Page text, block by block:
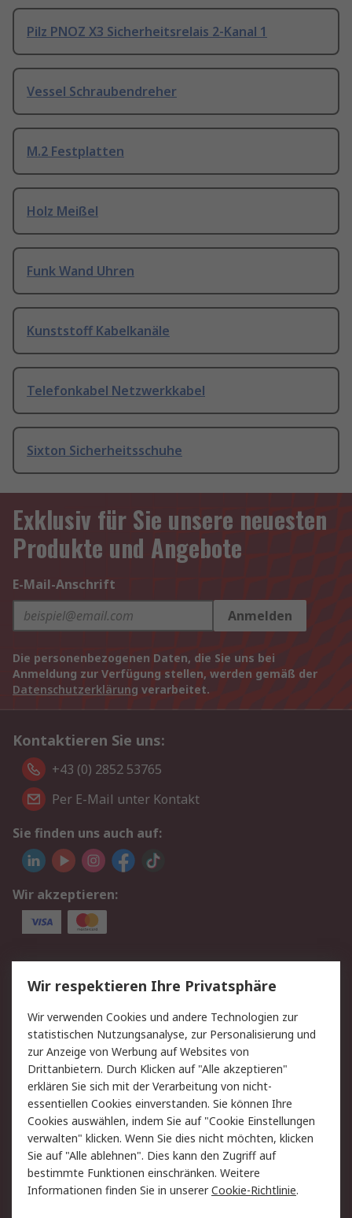
Pilz PNOZ X3 Sicherheitsrelais 2-Kanal 1
Vessel Schraubendreher
M.2 Festplatten
Holz Meißel
Funk Wand Uhren
Kunststoff Kabelkanäle
Telefonkabel Netzwerkkabel
Sixton Sicherheitsschuhe
Exklusiv für Sie unsere neuesten
Produkte und Angebote
E-Mail-Anschrift
Anmelden
Die personenbezogenen Daten, die Sie uns bei
Anmeldung zur Verfügung stellen, werden gemäß der
Datenschutzerklärung verarbeitet.
Kontaktieren Sie uns:
+43 (0) 2852 53765
Per E-Mail unter Kontakt
Sie finden uns auch auf:
Wir akzeptieren:
Service
Value Added Services
Lieferlösungen
Rücksendung/Entsorgung Kontakt
Hilfe
Rechtliches
RS Verkaufs- und
Lieferbedingungen
Datenschutz
Cookie-Richtlinie
Zahlungsbedingungen
Impressum
Webseite Konditionen
Wir respektieren Ihre Privatsphäre
Wir verwenden Cookies und andere Technologien zur
statistischen Nutzungsanalyse, zur Personalisierung und
zur Anzeige von Werbung auf Websites von
Drittanbietern. Durch Klicken auf "Alle akzeptieren"
erklären Sie sich mit der Verarbeitung von nicht-
essentiellen Cookies einverstanden. Sie können Ihre
Cookies auswählen, indem Sie auf "Cookie Einstellungen
verwalten" klicken. Wenn Sie dies nicht möchten, klicken
Sie auf "Alle ablehnen". Dies kann den Zugriff auf
bestimmte Funktionen einschränken. Weitere
Informationen finden Sie in unsererCookie-Richtlinie.